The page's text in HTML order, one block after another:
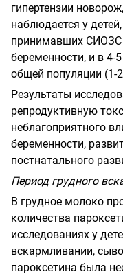
гипертензии
наблюдается у
принимавших СИОЗС
беременности, и в
общей популяции (1-
Результаты
репродуктивную
неблагоприятного
беременности,
постнатального
Период грудного
В грудное молоко
количества
исследованиях у
вскармливании,
пароксетина была